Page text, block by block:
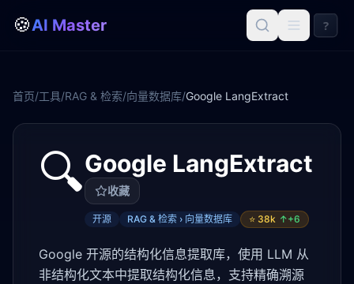
🍪AI Master ?
首页/工具/RAG & 检索/向量数据库/Google LangExtract
🔍Google LangExtract
收藏
开源 RAG & 检索 › 向量数据库 ⭐ 38k ↑+6
Google 开源的结构化信息提取库，使用 LLM 从
非结构化文本中提取结构化信息，支持精确溯源